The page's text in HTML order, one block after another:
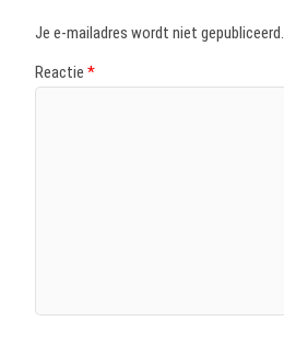
Je e-mailadres wordt niet gepubliceerd.
Reactie *